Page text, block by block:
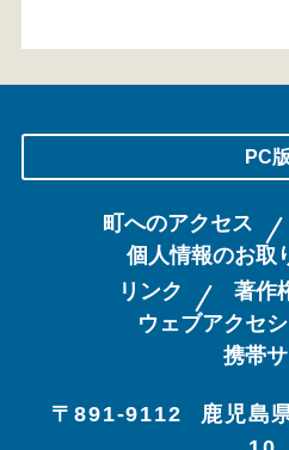
PC版
町へのアクセス
個人情報のお取
リンク
著作
ウェブアクセ
携帯
〒891-9112
鹿児島